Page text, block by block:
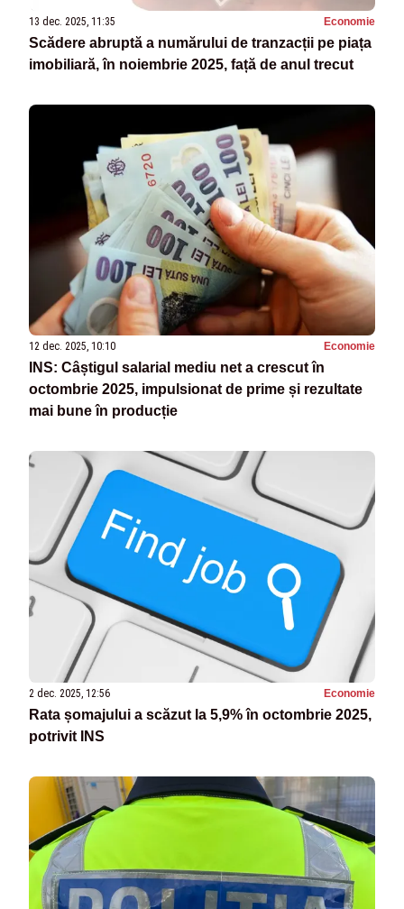
13 dec. 2025, 11:35 Economie
Scădere abruptă a numărului de tranzacții pe piața
imobiliară, în noiembrie 2025, față de anul trecut
12 dec. 2025, 10:10 Economie
INS: Câștigul salarial mediu net a crescut în
octombrie 2025, impulsionat de prime și rezultate
mai bune în producție
2 dec. 2025, 12:56 Economie
Rata șomajului a scăzut la 5,9% în octombrie 2025,
potrivit INS